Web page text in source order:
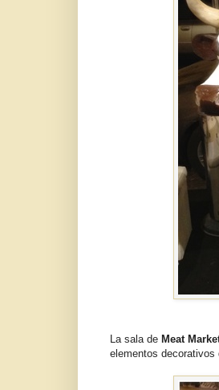
La sala de Meat
elementos decorativos